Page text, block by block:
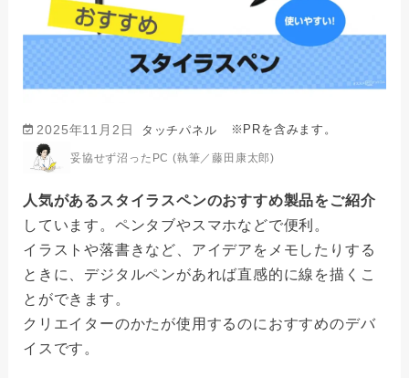
2025年11月2日 タッチパネル ※PRを含みます。
妥協せず沼ったPC (執筆／藤田康太郎)
人気があるスタイラスペンのおすすめ製品をご紹介
しています。ペンタブやスマホなどで便利。
イラストや落書きなど、アイデアをメモしたりする
ときに、デジタルペンがあれば直感的に線を描くこ
とができます。
クリエイターのかたが使用するのにおすすめのデバ
イスです。